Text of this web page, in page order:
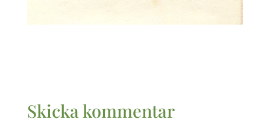
Skicka kommentar